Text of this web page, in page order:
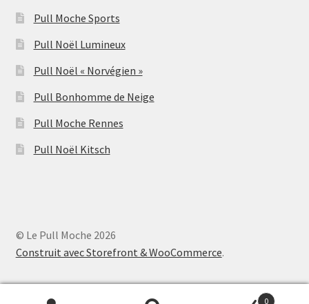
Pull Moche Sports
Pull Noël Lumineux
Pull Noël « Norvégien »
Pull Bonhomme de Neige
Pull Moche Rennes
Pull Noël Kitsch
© Le Pull Moche 2026
Construit avec Storefront & WooCommerce.
0